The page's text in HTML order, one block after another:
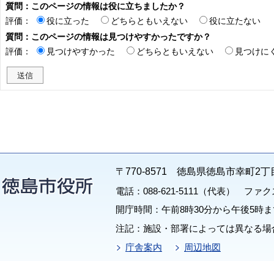
質問：このページの情報は役に立ちましたか？
評価：
役に立った どちらともいえない
役に立たない
質問：このページの情報は見つけやすかったですか？
評価：
見つけやすかった どちらともいえない 見つけに
〒770-8571 徳島県徳島市幸町2丁
電話：088-621-5111（代表） ファク
開庁時間：午前8時30分から午後5時
注記：施設・部署によっては異なる
庁舎案内
周辺地図